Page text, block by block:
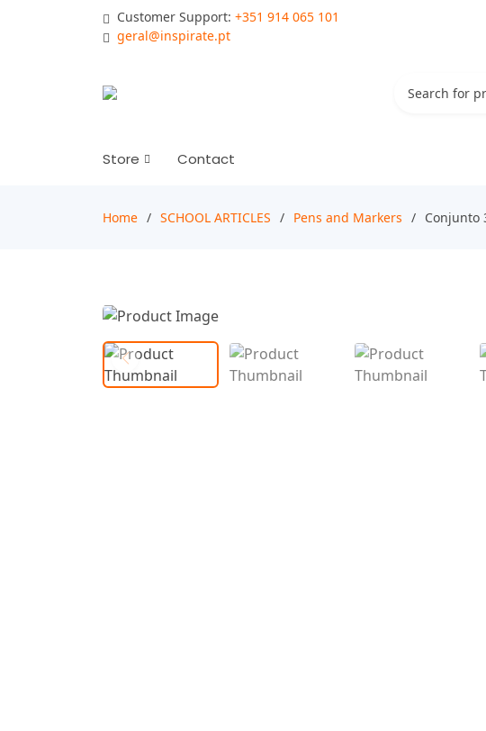
Customer Support: +351 914 065 101
geral@inspirate.pt
Store Contact
Home SCHOOL ARTICLES Pens and Markers Conjunto